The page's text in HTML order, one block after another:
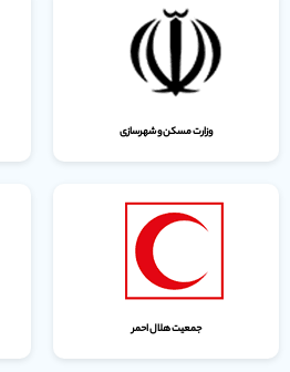
وزارت مسکن و شهرسازی
جمعیت هلال احمر